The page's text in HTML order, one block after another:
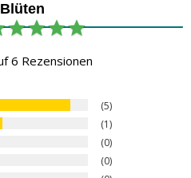
6 Rezensionen
5
1
0
0